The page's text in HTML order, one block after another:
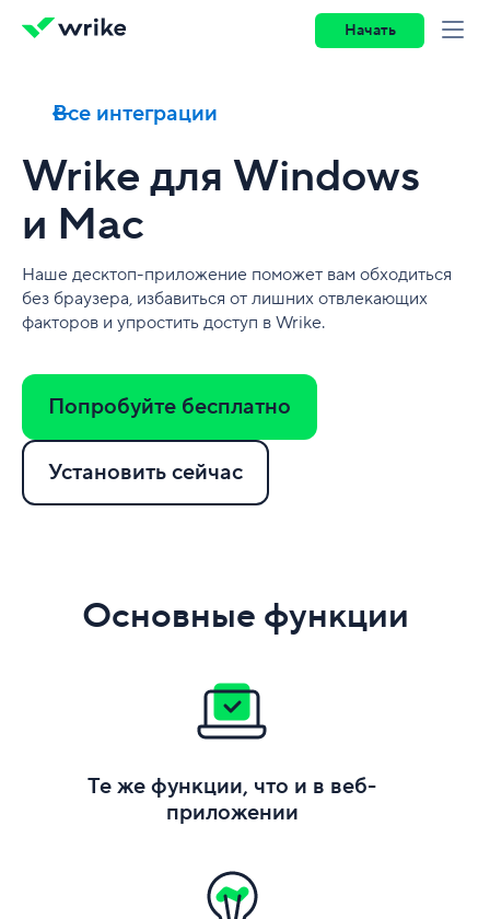
Начать
Все интеграции
Wrike для Windows
и Mac
Наше десктоп-приложение поможет вам обходиться
без браузера, избавиться от лишних отвлекающих
факторов и упростить доступ в Wrike.
Попробуйте бесплатно
Установить сейчас
Основные функции
Те же функции, что и в веб-
приложении